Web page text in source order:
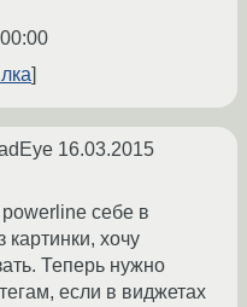
16.03.2015
себе в
картинки, хочу
Теперь нужно
если в виджетах